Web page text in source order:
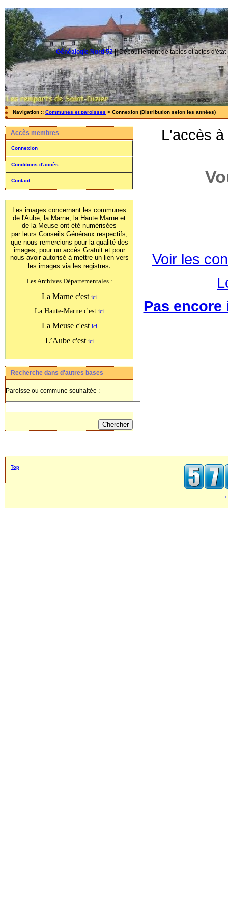
Généalogie Nord 52||Dépouillement de tables et actes
Navigation :: Communes et paroisses > Connexion (Distribution selon les années)
Accès membres
Connexion
Conditions d'accès
Contact
Les images concernant les communes
de l'Aube, la Marne, la Haute Marne et
de la Meuse ont été numérisées
par leurs Conseils Généraux respectifs,
que nous remercions pour la qualité des
images, pour un accès Gratuit et pour
nous avoir autorisé à mettre un lien vers
les images via les registres.
Les Archives Départementales :
La Marne c'est ici
La Haute-Marne c'est ici
La Meuse c'est ici
L’Aube c'est ici
Recherche dans d'autres bases
Paroisse ou commune souhaitée :
L'accès
Voir les
Pas
Top